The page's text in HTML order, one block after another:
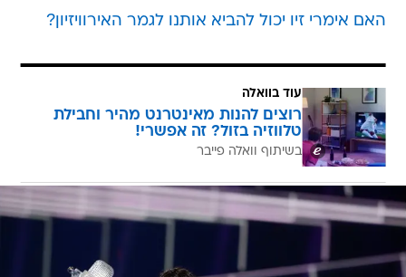
האם אימרי זיו יכול להביא אותנו לגמר האירוויזיון?
עוד בוואלה
רוצים להנות מאינטרנט מהיר וחבילת
טלווזיה בזול? זה אפשרי!
בשיתוף וואלה פייבר